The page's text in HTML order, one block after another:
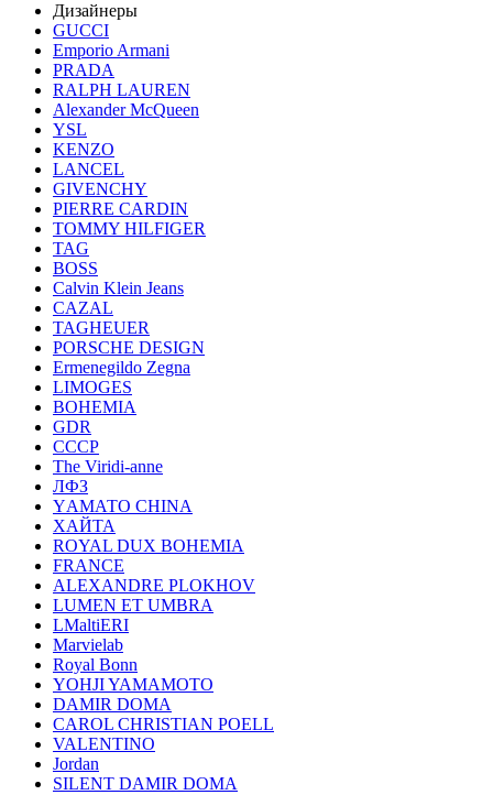
Дизайнеры
GUCCI
Emporio Armani
PRADA
RALPH LAUREN
Alexander McQueen
YSL
KENZO
LANCEL
GIVENCHY
PIERRE CARDIN
TOMMY HILFIGER
TAG
BOSS
Calvin Klein Jeans
CAZAL
TAGHEUER
PORSCHE DESIGN
Ermenegildo Zegna
LIMOGES
BOHEMIA
GDR
СССР
The Viridi-anne
ЛФЗ
YАМАТО CHINA
ХАЙТА
ROYAL DUX BOHEMIA
FRANCE
ALEXANDRE PLOKHOV
LUMEN ET UMBRA
LMaltiERI
Marvielab
Royal Bonn
YOHJI YAMAMOTO
DAMIR DOMA
CAROL CHRISTIAN POELL
VALENTINO
Jordan
SILENT DAMIR DOMA